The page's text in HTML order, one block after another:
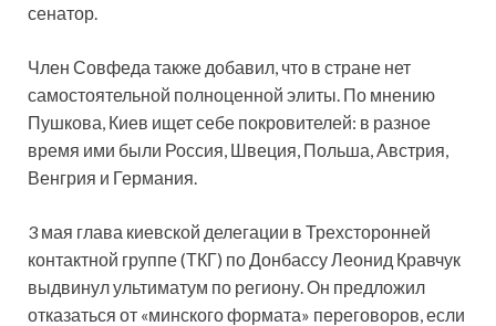
сенатор.
Член Совфеда также добавил, что в стране нет
самостоятельной полноценной элиты. По мнению
Пушкова, Киев ищет себе покровителей: в разное
время ими были Россия, Швеция, Польша, Австрия,
Венгрия и Германия.
3 мая глава киевской делегации в Трехсторонней
контактной группе (ТКГ) по Донбассу Леонид Кравчук
выдвинул ультиматум по региону. Он предложил
отказаться от «минского формата» переговоров, если